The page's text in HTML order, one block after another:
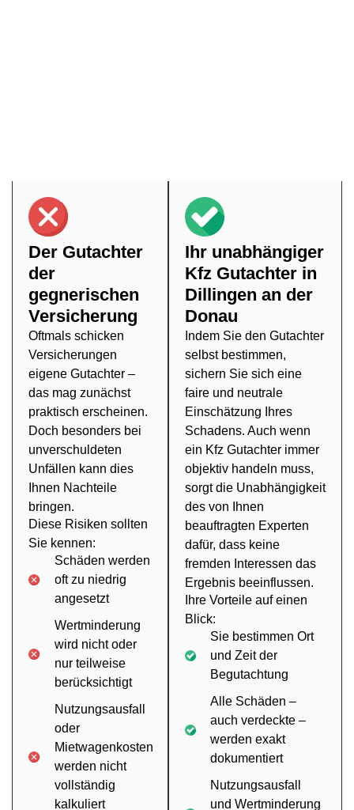
Ihr unabhängiger
Kfz Gutachter in
Dillingen an der
Donau
Indem Sie den Gutachter
selbst bestimmen,
sichern Sie sich eine
faire und neutrale
Einschätzung Ihres
Schadens. Auch wenn
ein Kfz Gutachter immer
objektiv handeln muss,
sorgt die Unabhängigkeit
des von Ihnen
beauftragten Experten
dafür, dass keine
fremden Interessen das
Ergebnis beeinflussen.
Ihre Vorteile auf einen
Blick:
Sie bestimmen Ort
und Zeit der
Begutachtung
Alle Schäden –
auch verdeckte –
werden exakt
dokumentiert
Nutzungsausfall
und Wertminderung
Der Gutachter
der
gegnerischen
Versicherung
Oftmals schicken
Versicherungen
eigene Gutachter –
das mag zunächst
praktisch erscheinen.
Doch besonders bei
unverschuldeten
Unfällen kann dies
Ihnen Nachteile
bringen.
Diese Risiken sollten
Sie kennen:
Schäden werden
oft zu niedrig
angesetzt
Wertminderung
wird nicht oder
nur teilweise
berücksichtigt
Nutzungsausfall
oder
Mietwagenkosten
werden nicht
vollständig
kalkuliert